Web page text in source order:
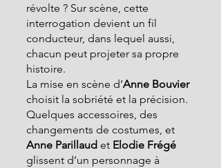
révolte ? Sur scène, cette
interrogation devient un fil
conducteur, dans lequel aussi,
chacun peut projeter sa propre
histoire.
La mise en scène d’Anne Bouvier
choisit la sobriété et la précision.
Quelques accessoires, des
changements de costumes, et
Anne Parillaud et Elodie Frégé
glissent d’un personnage à